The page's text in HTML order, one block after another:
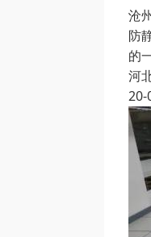
沧
防
的
河
20-